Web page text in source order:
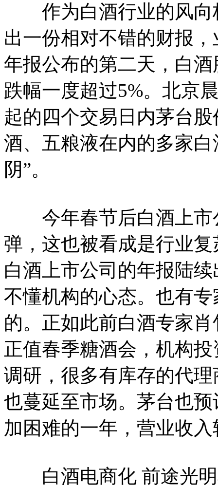
作为白酒行业的风向
出一份相对不错的财报
年报公布的第二天，白
跌幅一度超过5%。北京
起的四个交易日内茅台
酒、五粮液在内的多家
阴”。
今年春节后白酒上市
弹，这也被看成是行业
白酒上市公司的年报陆
不懂机构的心态。也有
的。正如此前白酒专家
正值春季糖酒会，机构
调研，很多有库存的代
也蔓延至市场。茅台也
加困难的一年，营业收
白酒电商化 前途光明